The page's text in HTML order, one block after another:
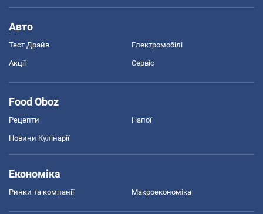
Авто
Тест Драйв Електромобілі
Акції Сервіс
Food Oboz
Рецепти Напої
Новини Кулінарії
Економіка
Ринки та компанії Макроекономіка